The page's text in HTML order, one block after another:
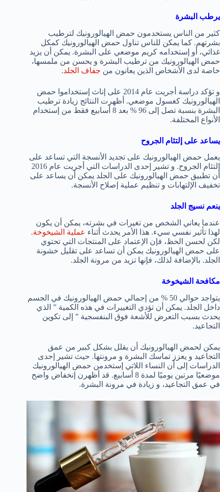
يرطب البشرة
كثير من الناس يستخدمون حمض الهيالورونيك لترطيب
بشرتهم. كما يمكن للناس تناول حمض الهيالورونيك كمكل
غذائي، أو إستخدامه كريم موضعي على البشرة. يمكن أن يزيد
حمض الهيالورونيك من ترطيب البشرة و يحسن من ملمسها،
خاصة لدى الأشخاص الذين يعانون من جفاف الجلد.
و تؤكد دراسة أجريت عام 2014 على إناث إستخداموا حمض
الهيالورونيك كغسول موضعي. أظهرت النتائج زيادة ترطيب
البشرة بنسبة تصل إلى 96 % بعد 8 أسابيع فقط من إستخدام
الأنواع المختلفة.
يساعد على إلتئام الجروح
يعمل حمض الهيالورونيك على تجديد الأنسجة التي تساعد على
إلتئام الجروح. و تشير إحدى الدراسات التي أجريت عام 2016
أن تطبيق حمض الهيالورونيك على الجلد يمكن أن يساعد على
تخفيف الإلتهابات و تنظيم عملية إصلاح الأنسجة.
ينعم نسيج الجلد
عندما يعاني الشخص من تغيرات في بشرته، يمكن أن يكون
لهذا تأثير نفسي سيء. هذا الأمر يحدث أثناء عملية الشيخوخة.
لكن لحسن الحظ، فإن الإعتماد على المنتجات التي تحتوي
على حمض الهيالورونيك يمكن أن تساعد على تقليل خشونة
الجلد. بالإضافة لذلك، فإنها تزيد من مرونة الجلد.
مكافحة الشيخوخة
يتواجد حوالي 50 % من إجمالي حمض الهيالورونيك في الجسم
داخل الجلد. يمكن أن تؤدي التغييرات في هذه الكمية ” الذي
يحدث بسبب التعرض للأشعة فوق البنفسجية ” إلى تكوين
التجاعيد.
يمكن لحمض الهيالورونيك أن يقلل بشكل كبير من عمق
التجاعيد و يعزز تماسك البشرة و مرونتها. حيث تشير إحدى
الدراسات إلى أن النساء اللاتي إستخدمن حمض الهيالورونيك
موضعيًا مرتين يوميًا لمدة 8 أسابيع. قد أظهرن إنخفاض واضح
في عمق التجاعيد، و زيادة في مرونة البشرة.